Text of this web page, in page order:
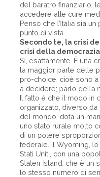
del baratro finanziario,
accedere alle cure
Penso che l’Italia sia
punto di vista.
Secondo te, la crisi
crisi della
Sì, esattamente. È una
la maggior parte delle
pro-choice, cioè sono
a decidere; parlo della
Il fatto è che il modo in
organizzato, diverso
del mondo, dota un
uno stato rurale molto
di un potere
federale. Il Wyoming,
Stati Uniti, con una
Staten Island, che è un
lo stesso numero di